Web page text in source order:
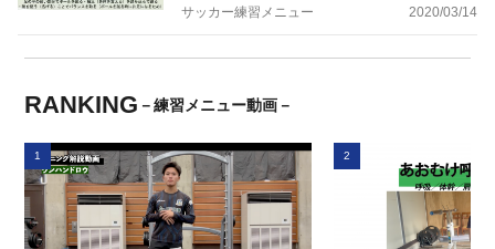
サッカー練習メニュー 2020/03/14
RANKING －練習メニュー動画－
1 2